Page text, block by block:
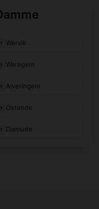
Wervik
Waregem
Alveringem
Ostende
Dixmude